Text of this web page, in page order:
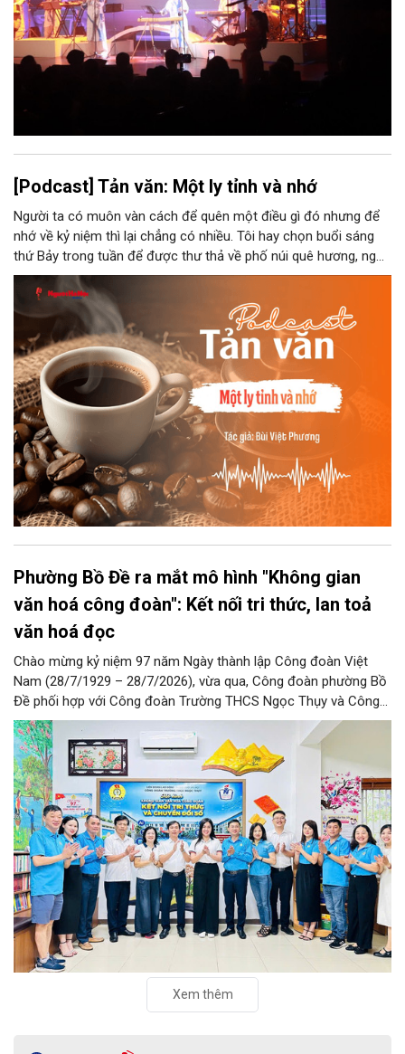
[Podcast] Tản văn: Một ly tỉnh và nhớ
Người ta có muôn vàn cách để quên một điều gì đó nhưng để
nhớ về kỷ niệm thì lại chẳng có nhiều. Tôi hay chọn buổi sáng
thứ Bảy trong tuần để được thư thả về phố núi quê hương, ngồi
đợi giọt đắng của đất đai, mưa nắng điểm từng nhịp xuống
chiếc ly sứ như đợi thời gian mở cánh cửa diệu kì của mình.
Phường Bồ Đề ra mắt mô hình "Không gian
văn hoá công đoàn": Kết nối tri thức, lan toả
văn hoá đọc
Chào mừng kỷ niệm 97 năm Ngày thành lập Công đoàn Việt
Nam (28/7/1929 – 28/7/2026), vừa qua, Công đoàn phường Bồ
Đề phối hợp với Công đoàn Trường THCS Ngọc Thụy và Công
đoàn Trường Tiểu học Ái Mộ B tổ chức Lễ ra mắt Mô hình
“Không gian văn hóa công đoàn”.
Xem thêm